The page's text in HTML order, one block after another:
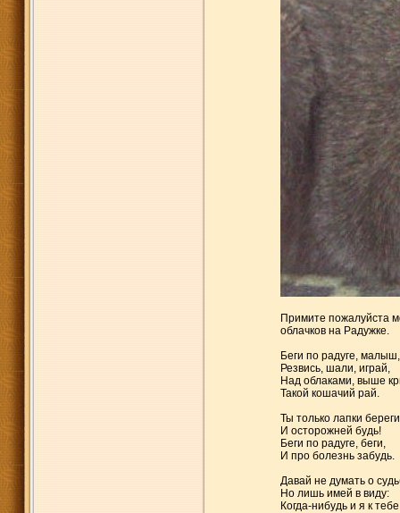
Примите пожалуйста
облачков на Радужке.
Беги по радуге, малыш,
Резвись, шали, играй,
Над облаками, выше
Такой кошачий рай.
Ты только лапки береги
И осторожней будь!
Беги по радуге, беги,
И про болезнь забудь.
Давай не думать о
Но лишь имей в виду:
Когда-нибудь и я к тебе